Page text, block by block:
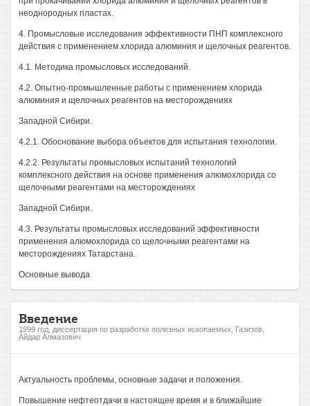
неоднородных пластах.
4. Промысловые исследования эффективности ПНП комплексного
действия с применением хлорида алюминия и щелочных реагентов.
4.1. Методика промысловых исследований.
4.2. Опытно-промышленные работы с применением хлорида
алюминия и щелочных реагентов на месторождениях
Западной Сибири.
4.2.1. Обоснование выбора объектов для испытания технологии.
4.2.2. Результаты промысловых испытаний технологий
комплексного действия на основе применения алюмохлорида со
щелочными реагентами на месторождениях
Западной Сибири.
4.3. Результаты промысловых исследований эффективности
применения алюмохлорида со щелочными реагентами на
месторождениях Татарстана.
Основные вывода
Введение
1999 год, диссертация по разработке полезных ископаемых, Газизов,
Айдар Алмазович
Актуальность проблемы, основные задачи и положения.
Повышение нефтеотдачи в настоящее время и в ближайшие